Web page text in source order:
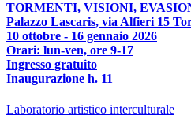
TORMENTI, VISIONI,
Palazzo Lascaris, via Alfieri 15
10 ottobre - 16 gennaio 2026
Orari: lun-ven, ore 9-17
Ingresso gratuito
Inaugurazione h. 11
Laboratorio artistico interculturale